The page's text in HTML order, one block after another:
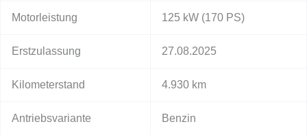
Motorleistung 125 kW (170 PS)
Erstzulassung 27.08.2025
Kilometerstand 4.930 km
Antriebsvariante Benzin